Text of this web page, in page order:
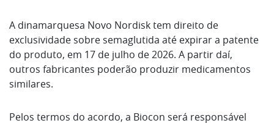
A dinamarquesa Novo Nordisk tem direito de
exclusividade sobre semaglutida até expirar a patente
do produto, em 17 de julho de 2026. A partir daí,
outros fabricantes poderão produzir medicamentos
similares.
Pelos termos do acordo, a Biocon será responsável